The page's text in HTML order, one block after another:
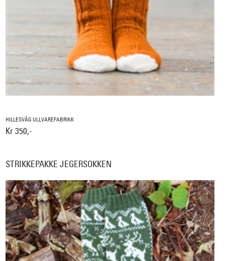
HILLESVÅG ULLVAREFABRIKK
Kr 350,-
STRIKKEPAKKE JEGERSOKKEN